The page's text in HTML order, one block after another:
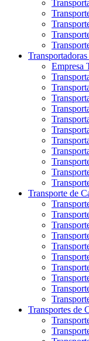
Empresa
Transporte de
Transportes de